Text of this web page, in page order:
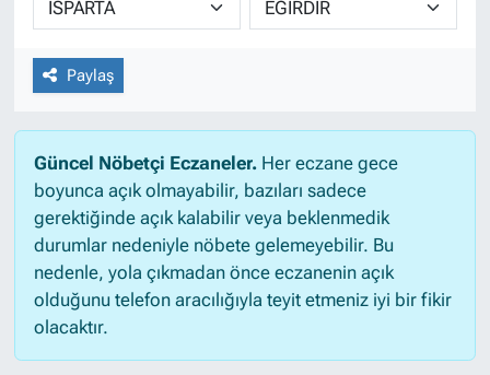
Paylaş
Güncel Nöbetçi Eczaneler.Her eczane gece
boyunca açık olmayabilir, bazıları sadece
gerektiğinde açık kalabilir veya beklenmedik
durumlar nedeniyle nöbete gelemeyebilir. Bu
nedenle, yola çıkmadan önce eczanenin açık
olduğunu telefon aracılığıyla teyit etmeniz iyi bir fikir
olacaktır.